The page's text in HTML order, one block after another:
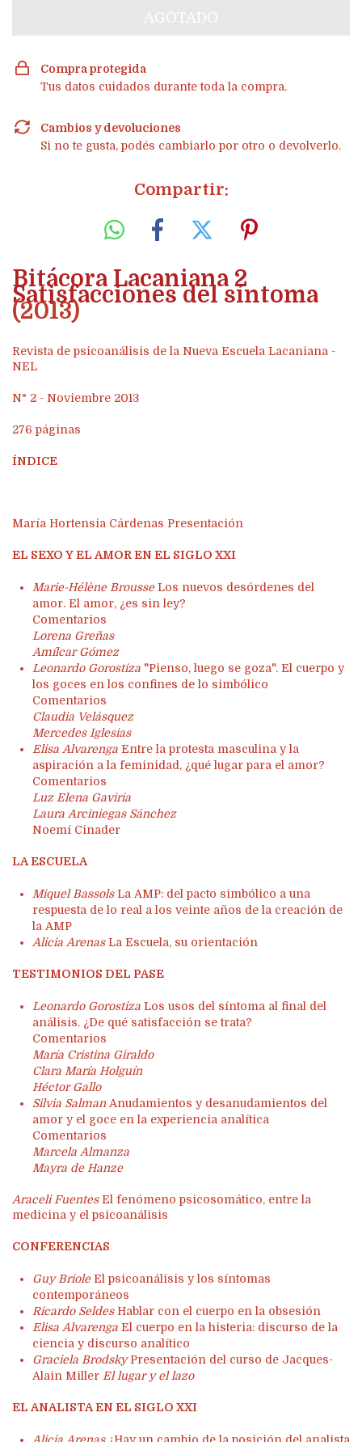
Compra protegida
Tus datos cuidados durante toda la compra.
Cambios y devoluciones
Si no te gusta, podés cambiarlo por otro o devolverlo.
Compartir:
Bitácora Lacaniana 2
Satisfacciones del síntoma
(2013)
Revista de psicoanálisis de la Nueva Escuela Lacaniana -
NEL
N° 2 - Noviembre 2013
276 páginas
ÍNDICE
María Hortensia Cárdenas Presentación
EL SEXO Y EL AMOR EN EL SIGLO XXI
Marie-Hélène BrousseLos nuevos desórdenes del
amor. El amor, ¿es sin ley?
Comentarios
Lorena Greñas
Amílcar Gómez
Leonardo Gorostiza "Pienso, luego se goza". El cuerpo y
los goces en los confines de lo simbólico
Comentarios
Claudia Velásquez
Mercedes Iglesias
Elisa Alvarenga Entre la protesta masculina y la
aspiración a la feminidad, ¿qué lugar para el amor?
Comentarios
Luz Elena Gaviria
Laura Arciniegas Sánchez
Noemí Cinader
LA ESCUELA
Miquel BassolsLa AMP: del pacto simbólico a una
respuesta de lo real a los veinte años de la creación de
la AMP
Alicia ArenasLa Escuela, su orientación
TESTIMONIOS DEL PASE
Leonardo Gorostiza Los usos del síntoma al final del
análisis. ¿De qué satisfacción se trata?
Comentarios
María Cristina Giraldo
Clara María Holguín
Héctor Gallo
Silvia Salman Anudamientos y desanudamientos del
amor y el goce en la experiencia analítica
Comentarios
Marcela Almanza
Mayra de Hanze
Araceli FuentesEl fenómeno psicosomático, entre la
medicina y el psicoanálisis
CONFERENCIAS
Guy BrioleEl psicoanálisis y los síntomas
contemporáneos
Ricardo SeldesHablar con el cuerpo en la obsesión
Elisa Alvarenga El cuerpo en la histeria: discurso de la
ciencia y discurso analítico
Graciela BrodskyPresentación del curso de Jacques-
Alain Miller El lugar y el lazo
EL ANALISTA EN EL SIGLO XXI
Alicia Arenas¿Hay un cambio de la posición del analista